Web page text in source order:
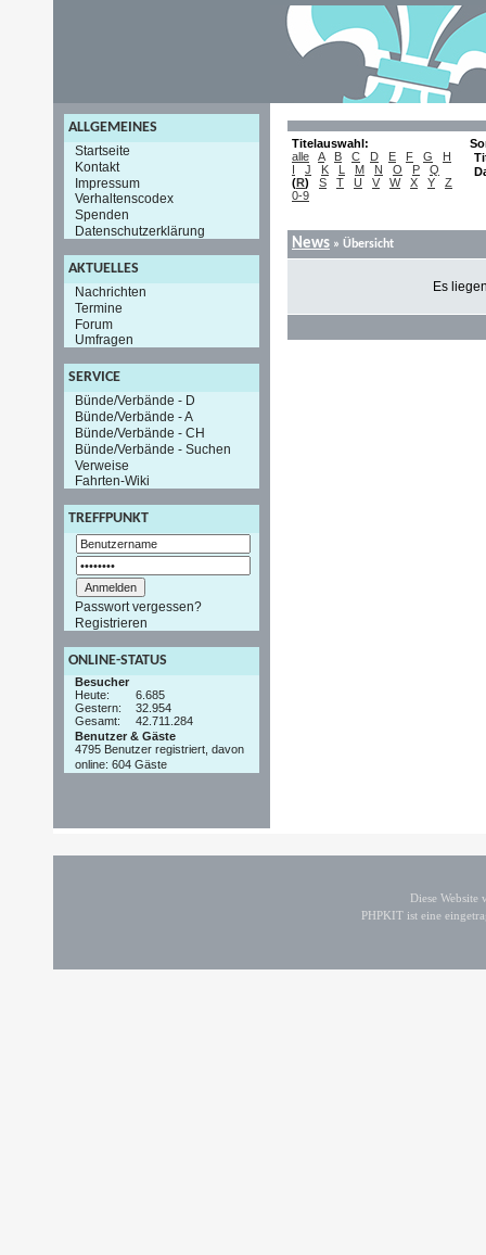
ALLGEMEINES
Startseite
Kontakt
Impressum
Verhaltenscodex
Spenden
Datenschutzerklärung
AKTUELLES
Nachrichten
Termine
Forum
Umfragen
SERVICE
Bünde/Verbände - D
Bünde/Verbände - A
Bünde/Verbände - CH
Bünde/Verbände - Suchen
Verweise
Fahrten-Wiki
TREFFPUNKT
Passwort vergessen?
Registrieren
ONLINE-STATUS
Besucher
Heute:
6.685
Gestern:
32.954
Gesamt:
42.711.284
Benutzer & Gäste
4795 Benutzer registriert, davon
online: 604 Gäste
Titelauswahl:
alle
A B C D E F G
H
I
J K L M N O P
Q
(R) S T U V W X Y
Z
0-9
News » Übersicht
Es
Diese
PHPKIT ist eine